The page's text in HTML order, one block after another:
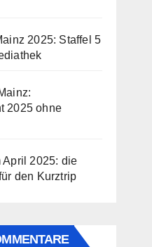
2025: Staffel 5
2025 ohne
April 2025: die
den Kurztrip